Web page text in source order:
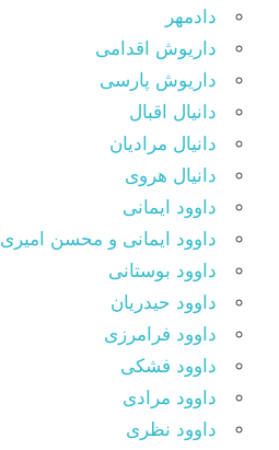
دادمهر
داریوش اقدامی
داریوش پارسی
دانیال اقبال
دانیال مرادیان
دانیال هروی
داوود ایمانی
داوود ایمانی و محسن امیری
داوود بوستانی
داوود حیدریان
داوود فرامرزی
داوود فشکی
داوود مرادی
داوود نظری